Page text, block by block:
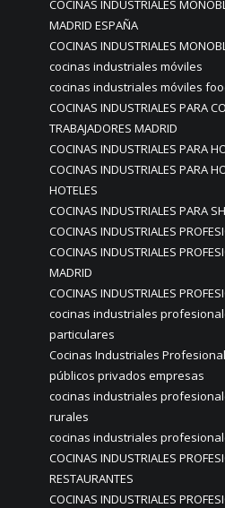
COCINAS INDUSTRIALES
MADRID ESPAÑA
COCINAS INDUSTRIALES
cocinas industriales móviles
cocinas industriales móviles
COCINAS INDUSTRIALES PARA
TRABAJADORES MADRID
COCINAS INDUSTRIALES PARA
COCINAS INDUSTRIALES PARA
HOTELES
COCINAS INDUSTRIALES PARA
COCINAS INDUSTRIALES
COCINAS INDUSTRIALES
MADRID
COCINAS INDUSTRIALES
cocinas industriales
particulares
Cocinas Industriales
públicos privados empresas
cocinas industriales
rurales
cocinas industriales
COCINAS INDUSTRIALES
RESTAURANTES
COCINAS INDUSTRIALES